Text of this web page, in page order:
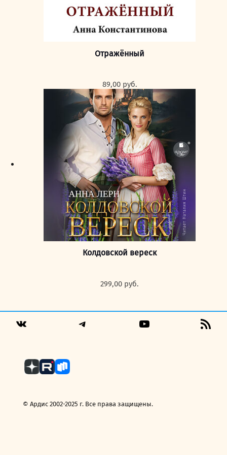
Отражённый
89,00 руб.
Колдовской вереск
299,00 руб.
© Ардис 2002-2025 г. Все права защищены.